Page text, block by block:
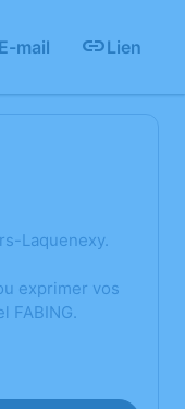
E-mail Lien
Laquenexy.
exprimer vos
FABING.